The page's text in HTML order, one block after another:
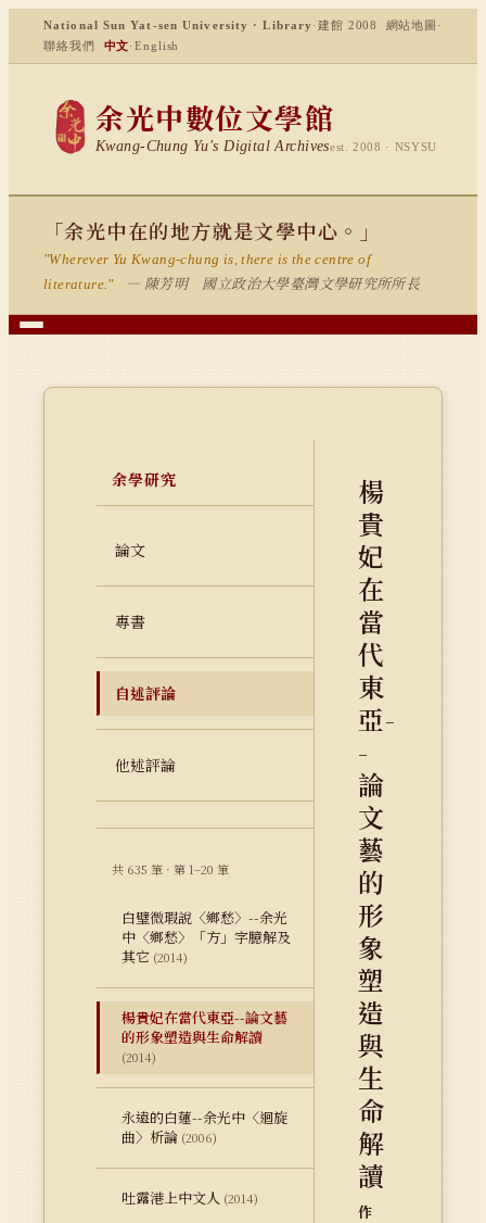
National Sun Yat-sen University · Library ·建館 2008 網站地圖 ·
聯絡我們
中文·English
余光中數位文學館
Kwang-Chung Yu's Digital Archivesest. 2008 · NSYSU
「余光中在的地方就是文學中心。」
"Wherever Yu Kwang-chung is, there is the centre of
literature."
— 陳芳明 國立政治大學臺灣文學研究所所長
余學研究
論文
專書
自述評論
他述評論
共 635 筆 · 第 1–20 筆
白璧微瑕說〈鄉愁〉--余光
中〈鄉愁〉「方」字臆解及
其它 (2014)
楊貴妃在當代東亞--論文藝
的形象塑造與生命解讀
(2014)
永遠的白蓮--余光中〈迴旋
曲〉析論 (2006)
吐露港上中文人 (2014)
楊
貴
妃
在
當
代
東
亞-
-
論
文
藝
的
形
象
塑
造
與
生
命
解
讀
作